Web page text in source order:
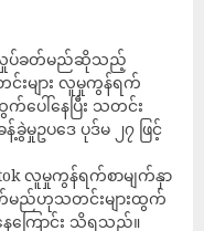
းလှုပ်ခတ်မည်ဆိုသည့်
းများ လူမှုကွန်ရက်
က်ပေါ်နေပြီး သတင်း
မှုဥပဒေ ပုဒ်မ ၂၇ ဖြင့်
လူမှုကွန်ရက်စာမျက်နှာ
တ်မည်ဟုသတင်းများထွက်
ေကြောင်း သိရသည်။